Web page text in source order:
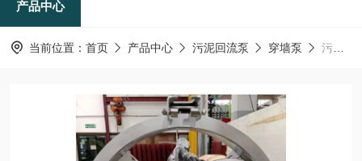
产品中心
当前位置： 首页 产品中心 污泥回流泵 穿墙泵 污泥过墙回流泵QJB-W1.5 QJB-W2.5